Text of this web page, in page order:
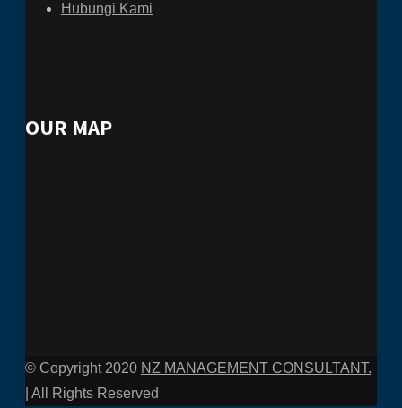
Hubungi Kami
OUR MAP
© Copyright 2020 NZ MANAGEMENT CONSULTANT.
| All Rights Reserved